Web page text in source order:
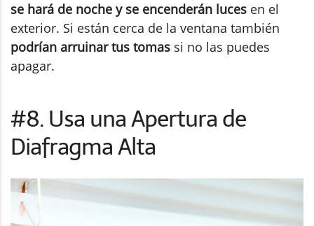
se hará de noche y se encenderán luces en el
exterior. Si están cerca de la ventana también
podrían arruinar tus tomas si no las puedes
apagar.
#8. Usa una Apertura de
Diafragma Alta